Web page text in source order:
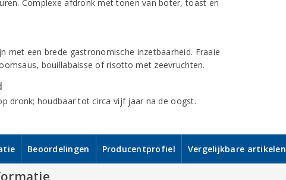
Complexe afdronk met tonen van boter, toast en
met een brede gastronomische inzetbaarheid. Fraaie
bouillabaisse of risotto met zeevruchten.
dronk; houdbaar tot circa vijf jaar na de oogst.
Beoordelingen Producentprofiel Vergelijkbare artikelen